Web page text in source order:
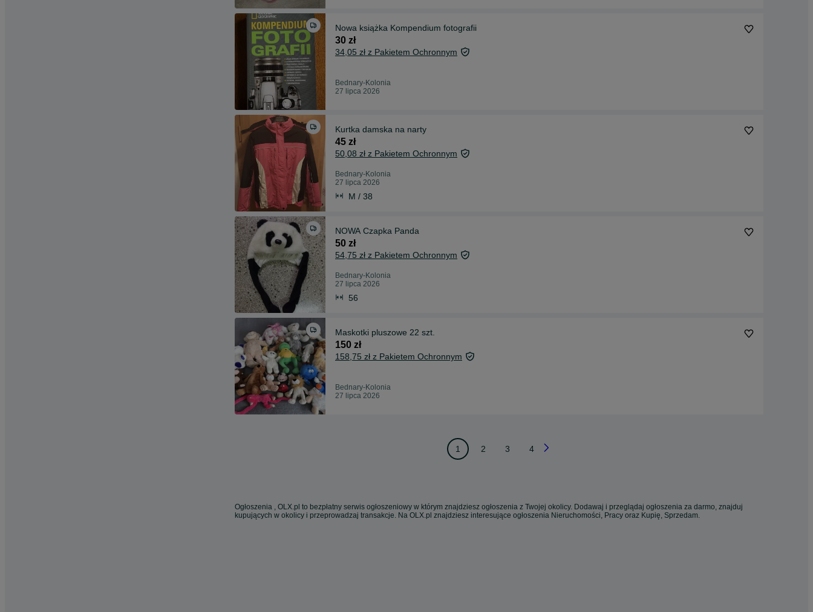
Nowa książka Kompendium fotografii
30 zł
34,05 zł z Pakietem Ochronnym
Bednary-Kolonia
27 lipca 2026
Kurtka damska na narty
45 zł
50,08 zł z Pakietem Ochronnym
Bednary-Kolonia
27 lipca 2026
M / 38
NOWA Czapka Panda
50 zł
54,75 zł z Pakietem Ochronnym
Bednary-Kolonia
27 lipca 2026
56
Maskotki pluszowe 22 szt.
150 zł
158,75 zł z Pakietem Ochronnym
Bednary-Kolonia
27 lipca 2026
1 2 3 4
Ogłoszenia , OLX.pl to bezpłatny serwis ogłoszeniowy w którym znajdziesz ogłoszenia z Twojej okolicy. Dodawaj i przeglądaj ogłoszenia za darmo, znajduj
kupujących w okolicy i przeprowadzaj transakcje. Na OLX.pl znajdziesz interesujące ogłoszenia Nieruchomości, Pracy oraz Kupię, Sprzedam.